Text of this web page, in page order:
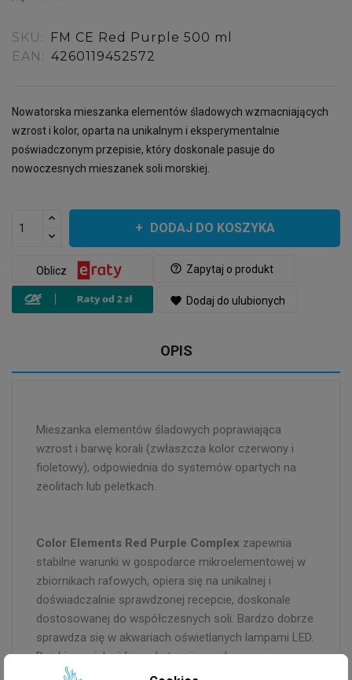
SKU:
FM CE Red Purple 500 ml
EAN: 4260119452572
Nowatorska mieszanka elementów śladowych wzmacniających
wzrost i kolor, oparta na unikalnym i eksperymentalnie
poświadczonym przepisie, który doskonale pasuje do
nowoczesnych mieszanek soli morskiej.
DODAJ DO KOSZYKA
help_outline Zapytaj o produkt
Oblicz
favorite Dodaj do ulubionych
OPIS
Mieszanka elementów śladowych poprawiająca
wzrost i barwę korali (zwłaszcza kolor czerwony i
fioletowy), odpowiednia do systemów opartych na
zeolitach lub peletkach.
Color Elements Red Purple Complex zapewnia
stabilne warunki w gospodarce mikroelementowej w
zbiornikach rafowych, opiera się na unikalnej i
doświadczalnie sprawdzonej recepcie, doskonale
dostosowanej do współczesnych soli. Bardzo dobrze
sprawdza się w akwariach oświetlanych lampami LED.
Dzięki specjalnej formule ta mieszanka
mikroelementów nie prowadzi do nagromadzenia się